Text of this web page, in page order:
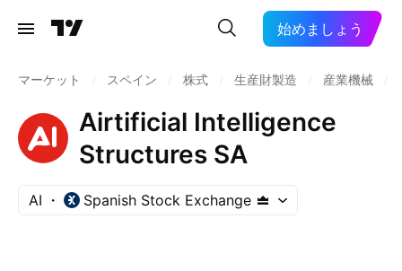
始めましょう
マーケット スペイン 株式 生産財製造 産業機械
Airtificial Intelligence
Structures SA
AI Spanish Stock Exchange